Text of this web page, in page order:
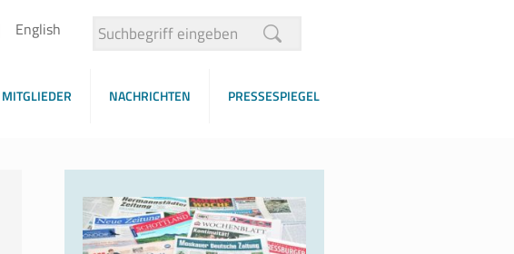
English
MITGLIEDER NACHRICHTEN PRESSESPIEGEL